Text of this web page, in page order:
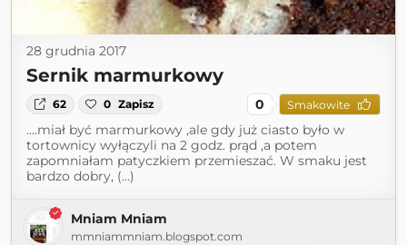
28 grudnia 2017
Sernik marmurkowy
62 0 Zapisz 0 Smakowite
....miał być marmurkowy ,ale gdy już ciasto było w
tortownicy wyłączyli na 2 godz. prąd ,a potem
zapomniałam patyczkiem przemieszać. W smaku jest
bardzo dobry, (...)
Mniam Mniam
mmniammniam.blogspot.com